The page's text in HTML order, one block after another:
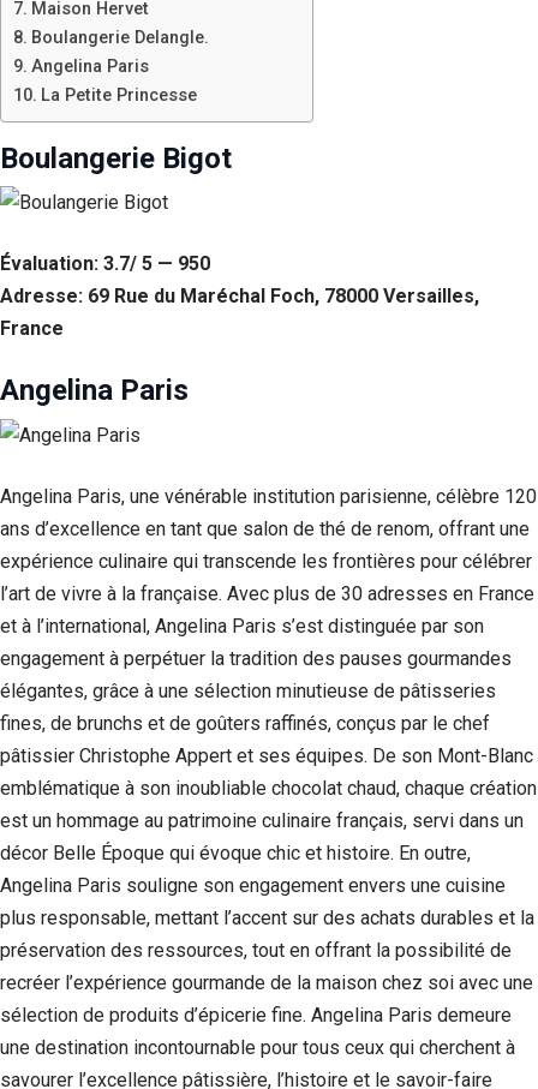
Maison Hervet
Boulangerie Delangle.
Angelina Paris
La Petite Princesse
Boulangerie Bigot
Évaluation: 3.7/ 5 — 950
Adresse: 69 Rue du Maréchal Foch, 78000 Versailles,
France
Angelina Paris
Angelina Paris, une vénérable institution parisienne, célèbre 120
ans d’excellence en tant que salon de thé de renom, offrant une
expérience culinaire qui transcende les frontières pour célébrer
l’art de vivre à la française. Avec plus de 30 adresses en France
et à l’international, Angelina Paris s’est distinguée par son
engagement à perpétuer la tradition des pauses gourmandes
élégantes, grâce à une sélection minutieuse de pâtisseries
fines, de brunchs et de goûters raffinés, conçus par le chef
pâtissier Christophe Appert et ses équipes. De son Mont-Blanc
emblématique à son inoubliable chocolat chaud, chaque création
est un hommage au patrimoine culinaire français, servi dans un
décor Belle Époque qui évoque chic et histoire. En outre,
Angelina Paris souligne son engagement envers une cuisine
plus responsable, mettant l’accent sur des achats durables et la
préservation des ressources, tout en offrant la possibilité de
recréer l’expérience gourmande de la maison chez soi avec une
sélection de produits d’épicerie fine. Angelina Paris demeure
une destination incontournable pour tous ceux qui cherchent à
savourer l’excellence pâtissière, l’histoire et le savoir-faire